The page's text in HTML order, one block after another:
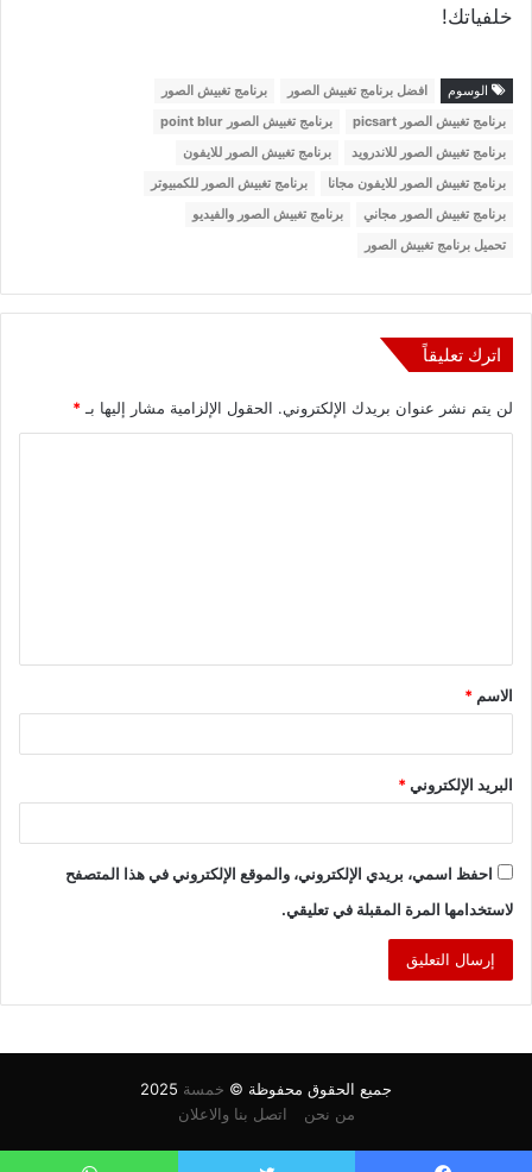
خلفياتك!
الوسوم افضل برنامج تغبيش الصور
برنامج تغبيش الصور
برنامج تغبيش الصور picsart
برنامج تغبيش الصور point blur
برنامج تغبيش الصور للاندرويد
برنامج تغبيش الصور للايفون
برنامج تغبيش الصور للايفون مجانا
برنامج تغبيش الصور للكمبيوتر
برنامج تغبيش الصور مجاني
برنامج تغبيش الصور والفيديو
تحميل برنامج تغبيش الصور
اترك تعليقاً
لن يتم نشر عنوان بريدك الإلكتروني. الحقول الإلزامية مشار إليها بـ *
ق
*
الاسم *
البريد الإلكتروني*
احفظ اسمي، بريدي الإلكتروني، والموقع الإلكتروني في هذا المتصفح
لاستخدامها المرة المقبلة في تعليقي.
جميع الحقوق محفوظة © خمسة
من نحن
اتصل بنا والاعلان